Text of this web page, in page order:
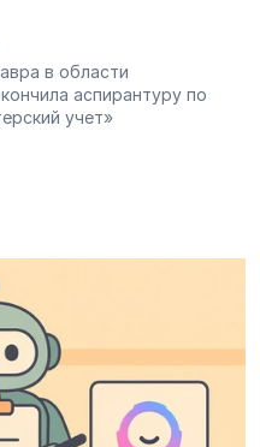
в области
аспирантуру по
учет»